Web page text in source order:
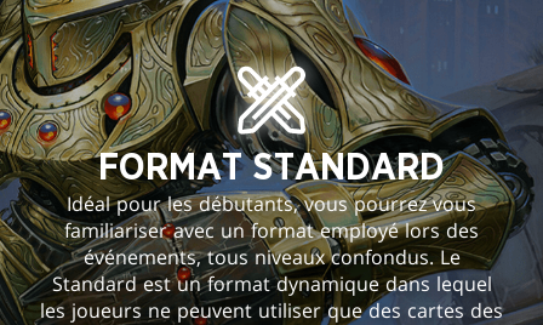
FORMAT STANDARD
Idéal pour les débutants, vous pourrez vous
familiariser avec un format employé lors des
événements, tous niveaux confondus. Le
Standard est un format dynamique dans lequel
les joueurs ne peuvent utiliser que des cartes des